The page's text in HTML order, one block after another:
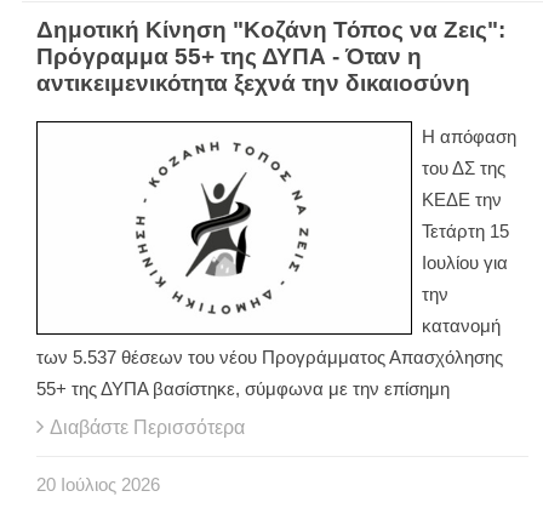
Δημοτική Κίνηση "Κοζάνη Τόπος να Ζεις":
Πρόγραμμα 55+ της ΔΥΠΑ - Όταν η
αντικειμενικότητα ξεχνά την δικαιοσύνη
Η απόφαση
του ΔΣ της
ΚΕΔΕ την
Τετάρτη 15
Ιουλίου για
την
κατανομή
των 5.537 θέσεων του νέου Προγράμματος Απασχόλησης
55+ της ΔΥΠΑ βασίστηκε, σύμφωνα με την επίσημη
Διαβάστε Περισσότερα
20 Ιούλιος 2026